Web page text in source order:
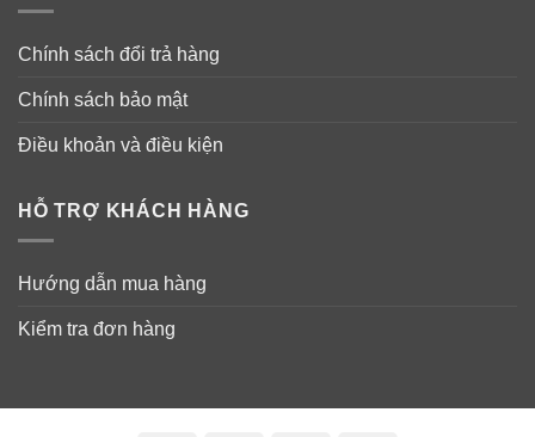
Chính sách đổi trả hàng
Chính sách bảo mật
Điều khoản và điều kiện
HỖ TRỢ KHÁCH HÀNG
Hướng dẫn mua hàng
Kiểm tra đơn hàng